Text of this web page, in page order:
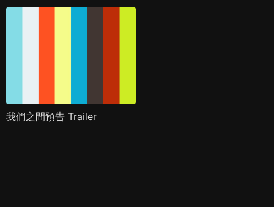
我們之間預告 Trailer